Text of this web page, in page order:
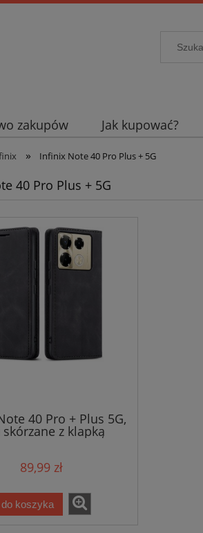
zakupów Jak kupować?
» Infinix Note 40 Pro Plus + 5G
40 Pro Plus + 5G
40 Pro + Plus 5G,
skórzane z klapką
100% skóra
89,99 zł
do koszyka